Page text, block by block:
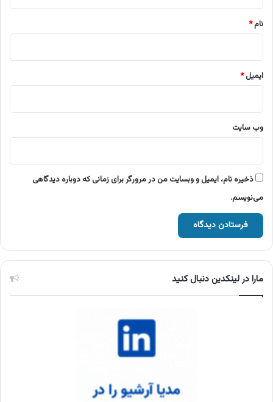
نام*
ایمیل*
وب‌ سایت
ذخیره نام، ایمیل و وبسایت من در مرورگر برای زمانی که دوباره دیدگاهی
می‌نویسم.
مارا در لینکدین دنبال کنید